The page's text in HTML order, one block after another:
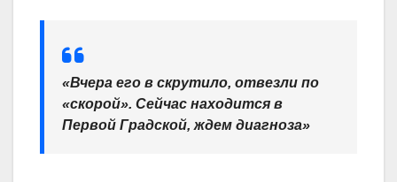
«Вчера его в скрутило, отвезли по
«скорой». Сейчас находится в
Первой Градской, ждем диагноза»